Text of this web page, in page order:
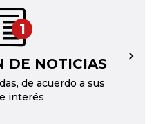
1
DE NOTICIAS
de acuerdo a sus
interés
→